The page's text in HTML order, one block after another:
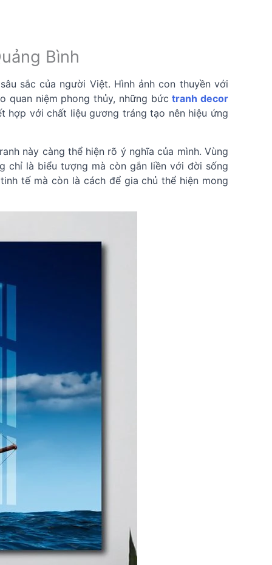
Bình
sắc của người Việt. Hình ảnh con thuyền với
quan niệm phong thủy, những bứctranh decor
hợp với chất liệu gương tráng tạo nên hiệu ứng
này càng thể hiện rõ ý nghĩa của mình. Vùng
chỉ là biểu tượng mà còn gắn liền với đời sống
tế mà còn là cách để gia chủ thể hiện mong